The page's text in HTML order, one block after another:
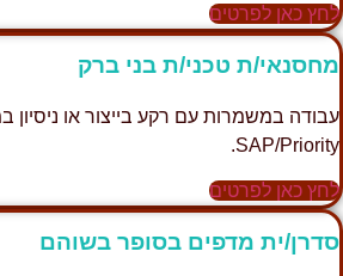
לחץ כאן לפרטים
מחסנאי/ת טכני/ת בני ברק
עבודה במשמרות עם רקע בייצור או ניסיון
SAP/Priority.
לחץ כאן לפרטים
סדרן/ית מדפים בסופר בשוהם